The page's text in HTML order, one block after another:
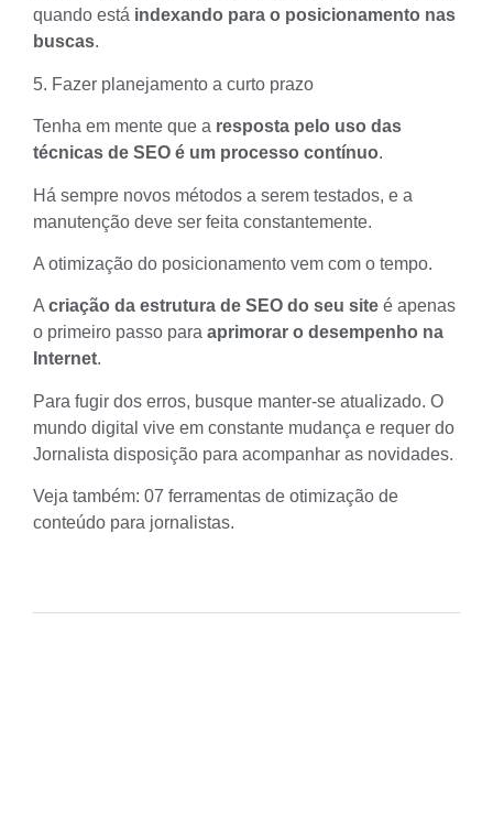
quando está indexando para o posicionamento nas
buscas.
5. Fazer planejamento a curto prazo
Tenha em mente que a resposta pelo uso das
técnicas de SEO é um processo contínuo.
Há sempre novos métodos a serem testados, e a
manutenção deve ser feita constantemente.
A otimização do posicionamento vem com o tempo.
A criação da estrutura de SEO do seu site é apenas
o primeiro passo para aprimorar o desempenho na
Internet.
Para fugir dos erros, busque manter-se atualizado. O
mundo digital vive em constante mudança e requer do
Jornalista disposição para acompanhar as novidades.
Veja também: 07 ferramentas de otimização de
conteúdo para jornalistas.